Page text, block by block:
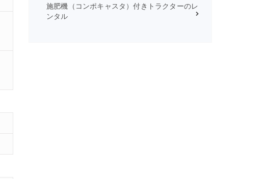
施肥機（コンポキャスタ）付きトラクターのレ
ンタル